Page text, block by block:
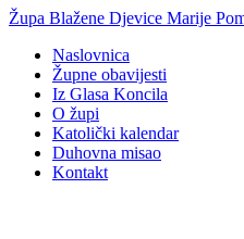
Idi
sadržaj
Župa Blažene Djevice Marije
Naslovnica
Župne obavijesti
Iz Glasa Koncila
O župi
Katolički kalendar
Duhovna misao
Kontakt